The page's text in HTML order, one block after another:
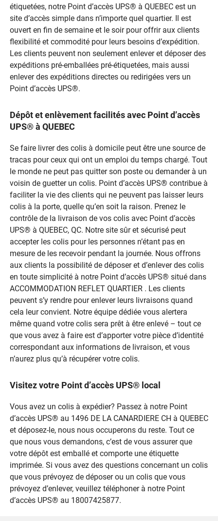
étiquetées, notre Point d’accès UPS® à QUEBEC est un
site d’accès simple dans n’importe quel quartier. Il est
ouvert en fin de semaine et le soir pour offrir aux clients
flexibilité et commodité pour leurs besoins d’expédition.
Les clients peuvent non seulement enlever et déposer des
expéditions pré-emballées pré-étiquetées, mais aussi
enlever des expéditions directes ou redirigées vers un
Point d’accès UPS®.
Dépôt et enlèvement facilités avec Point d’accès
UPS® à QUEBEC
Se faire livrer des colis à domicile peut être une source de
tracas pour ceux qui ont un emploi du temps chargé. Tout
le monde ne peut pas quitter son poste ou demander à un
voisin de guetter un colis. Point d’accès UPS® contribue à
faciliter la vie des clients qui ne peuvent pas laisser leurs
colis à la porte, quelle qu’en soit la raison. Prenez le
contrôle de la livraison de vos colis avec Point d’accès
UPS® à QUEBEC, QC. Notre site sûr et sécurisé peut
accepter les colis pour les personnes n’étant pas en
mesure de les recevoir pendant la journée. Nous offrons
aux clients la possibilité de déposer et d’enlever des colis
en toute simplicité à notre Point d’accès UPS® situé dans
ACCOMMODATION REFLET QUARTIER . Les clients
peuvent s’y rendre pour enlever leurs livraisons quand
cela leur convient. Notre équipe dédiée vous alertera
même quand votre colis sera prêt à être enlevé – tout ce
que vous avez à faire est d’apporter votre pièce d’identité
correspondant aux informations de livraison, et vous
n’aurez plus qu’à récupérer votre colis.
Visitez votre Point d’accès UPS® local
Vous avez un colis à expédier? Passez à notre Point
d’accès UPS® au 1496 DE LA CANARDIERE CH à QUEBEC
et déposez-le, nous nous occuperons du reste. Tout ce
que nous vous demandons, c’est de vous assurer que
votre dépôt est emballé et comporte une étiquette
imprimée. Si vous avez des questions concernant un colis
que vous prévoyez de déposer ou un colis que vous
prévoyez d’enlever, veuillez téléphoner à notre Point
d’accès UPS® au 18007425877.